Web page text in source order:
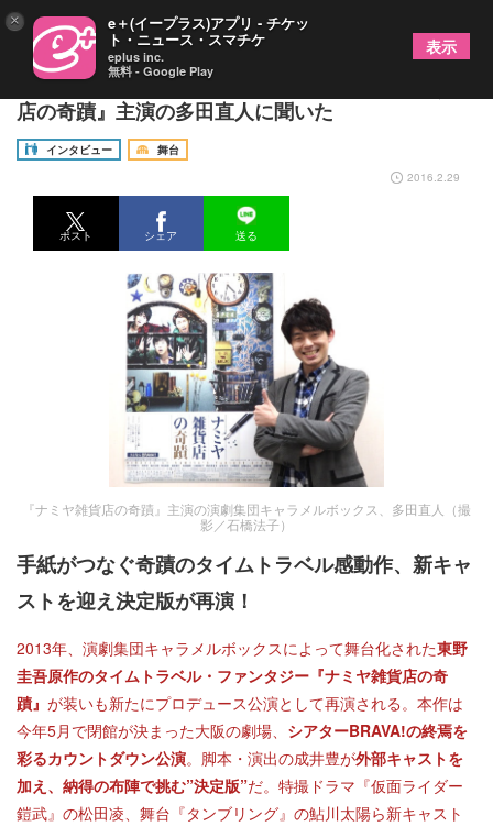
東野圭吾の心温まるSFファンタジー『ナミヤ雑貨
店の奇蹟』主演の多田直人に聞いた
インタビュー
舞台
2016.2.29
ポスト シェア 送る
『ナミヤ雑貨店の奇蹟』主演の演劇集団キャラメルボックス、多田直人（撮
影／石橋法子）
手紙がつなぐ奇蹟のタイムトラベル感動作、新キャ
ストを迎え決定版が再演！
2013年、演劇集団キャラメルボックスによって舞台化された東野
圭吾原作のタイムトラベル・ファンタジー『ナミヤ雑貨店の奇
蹟』 が装いも新たにプロデュース公演として再演される。本作は
今年5月で閉館が決まった大阪の劇場、 シアターBRAVA!の終焉を
彩るカウントダウン公演。脚本・演出の成井豊が外部キャストを
加え、納得の布陣で挑む”決定版”だ。特撮ドラマ『仮面ライダー
鎧武』の松田凌、舞台『タンブリング』の鮎川太陽ら新キャスト
× e＋(イープラス)アプリ - チケッ
ト・ニュース・スマチケ
eplus inc.
無料 - Google Play
表示